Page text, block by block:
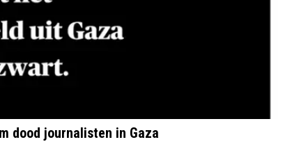
dood journalisten in Gaza